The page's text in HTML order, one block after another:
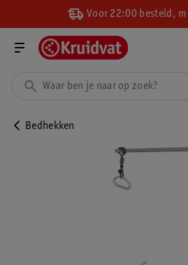
Voor 22:00 besteld,
Bedhekken